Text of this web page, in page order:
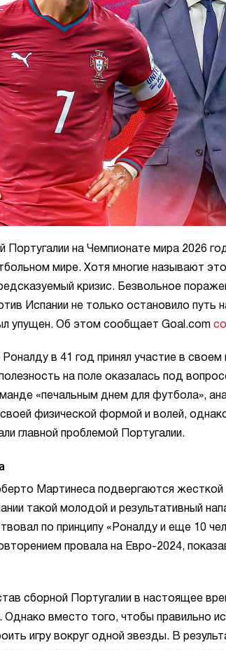
Португалии на Чемпионате мира 2026
мире. Хотя многие называют
кризис. Безвольное
Испании не только остановило путь
упущен. Об этом сообщает Goal.com
в 41 год принял участие в
на поле оказалась под
«печальным днем для футбола»,
физической формой и волей,
главной проблемой Португалии.
Мартинеса подвергаются жесткой
такой молодой и результативный
по принципу «Роналду и еще 10
провала на Евро-2024,
сборной Португалии в настоящее
Однако вместо того, чтобы правильно
игру вокруг одной звезды. В